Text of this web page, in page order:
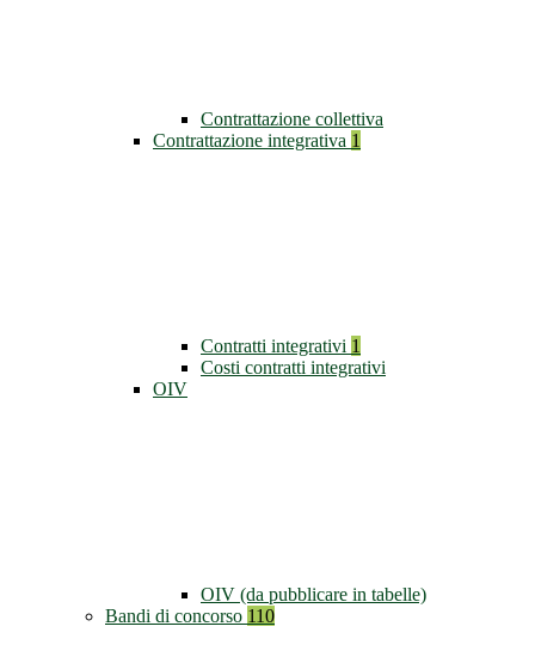
Contrattazione collettiva
Contrattazione integrativa 1
Contratti integrativi 1
Costi contratti integrativi
OIV
OIV (da pubblicare in tabelle)
Bandi di concorso 110